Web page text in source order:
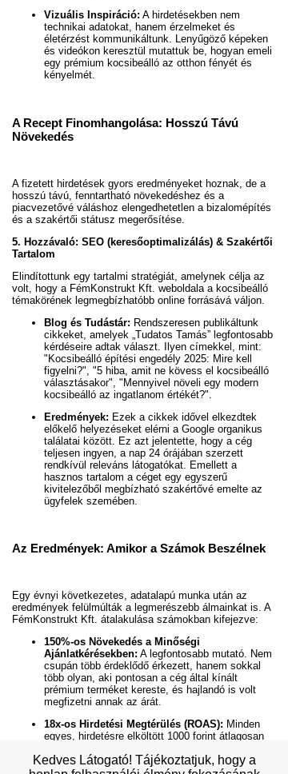
Vizuális Inspiráció: A hirdetésekben nem
technikai adatokat, hanem érzelmeket és
életérzést kommunikáltunk. Lenyűgöző képeken
és videókon keresztül mutattuk be, hogyan emeli
egy prémium kocsibeálló az otthon fényét és
kényelmét.
A Recept Finomhangolása: Hosszú Távú
Növekedés
A fizetett hirdetések gyors eredményeket hoznak, de a
hosszú távú, fenntartható növekedéshez és a
piacvezetővé váláshoz elengedhetetlen a bizalomépítés
és a szakértői státusz megerősítése.
5. Hozzávaló: SEO (keresőoptimalizálás) & Szakértői
Tartalom
Elindítottunk egy tartalmi stratégiát, amelynek célja az
volt, hogy a FémKonstrukt Kft. weboldala a kocsibeálló
témakörének legmegbízhatóbb online forrásává váljon.
Blog és Tudástár: Rendszeresen publikáltunk
cikkeket, amelyek „Tudatos Tamás” legfontosabb
kérdéseire adtak választ. Ilyen címekkel, mint:
"Kocsibeálló építési engedély 2025: Mire kell
figyelni?", "5 hiba, amit ne kövess el kocsibeálló
választásakor", "Mennyivel növeli egy modern
kocsibeálló az ingatlanom értékét?".
Eredmények: Ezek a cikkek idővel elkezdtek
előkelő helyezéseket elérni a Google organikus
találatai között. Ez azt jelentette, hogy a cég
teljesen ingyen, a nap 24 órájában szerzett
rendkívül releváns látogatókat. Emellett a
hasznos tartalom a céget egy egyszerű
kivitelezőből megbízható szakértővé emelte az
ügyfelek szemében.
Az Eredmények: Amikor a Számok Beszélnek
Egy évnyi következetes, adatalapú munka után az
eredmények felülmúlták a legmerészebb álmainkat is. A
FémKonstrukt Kft. átalakulása számokban kifejezve:
150%-os Növekedés a Minőségi
Ajánlatkérésekben: A legfontosabb mutató. Nem
csupán több érdeklődő érkezett, hanem sokkal
több olyan, aki pontosan a cég által kínált
prémium terméket kereste, és hajlandó is volt
megfizetni annak az árát.
18x-os Hirdetési Megtérülés (ROAS): Minden
egyes, hirdetésre elköltött 1000 forint átlagosan
Országos Piacbővülés:A cég kitört a lokális
Kedves Látogató! Tájékoztatjuk, hogy a